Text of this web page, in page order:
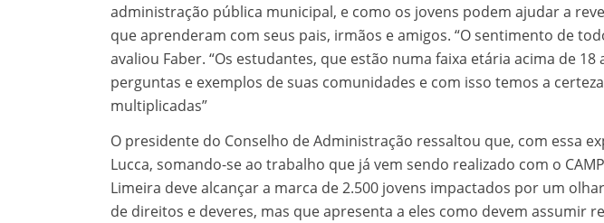
administração pública municipal, e como os jovens podem ajudar a
que aprenderam com seus pais, irmãos e amigos. “O sentimento de
avaliou Faber. “Os estudantes, que estão numa faixa etária acima de
perguntas e exemplos de suas comunidades e com isso temos a
multiplicadas”
O presidente do Conselho de Administração ressaltou que, com essa
Lucca, somando-se ao trabalho que já vem sendo realizado com o
Limeira deve alcançar a marca de 2.500 jovens impactados por um
de direitos e deveres, mas que apresenta a eles como devem assumir